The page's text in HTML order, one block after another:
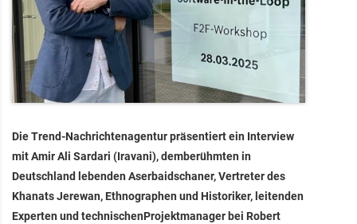
Die Trend-Nachrichtenagentur präsentiert ein Interview
mit Amir Ali Sardari (Iravani), demberühmten in
Deutschland lebenden Aserbaidschaner, Vertreter des
Khanats Jerewan, Ethnographen und Historiker, leitenden
Experten und technischenProjektmanager bei Robert